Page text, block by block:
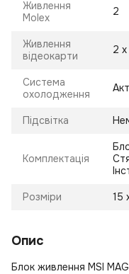
Живлення
Molex
2
Живлення
відеокарти
2
Система
охолодження
Підсвітка
Комплектація
Розміри 15
Опис
Блок живлення MSI